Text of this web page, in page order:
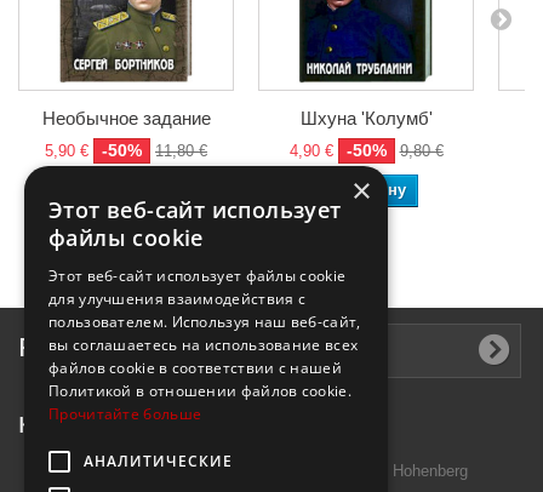
Необычное задание
5,90 € -50% 11,80 €
Шхуна 'Колумб'
4,90 € -50% 9,80 €
В корзину
Рассылка
Контактная информация
Introtek GmbH, Hutschenreuther Str. 13 95691 Hohenberg
×
Этот веб-сайт использует
файлы cookie
Этот веб-сайт использует файлы cookie
для улучшения взаимодействия с
пользователем. Используя наш веб-сайт,
вы соглашаетесь на использование всех
файлов cookie в соответствии с нашей
Политикой в ​​отношении файлов cookie.
Прочитайте больше
АНАЛИТИЧЕСКИЕ